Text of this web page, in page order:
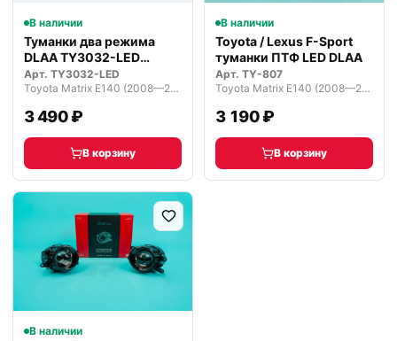
В наличии
Туманки два режима
DLAA TY3032-LED
светодиодные
Арт. TY3032-LED
Toyota Matrix E140 (2008—2014)
3 490 ₽
В корзину
В наличии
Toyota / Lexus F-Sport
туманки ПТФ LED DLAA
Арт. TY-807
Toyota Matrix E140 (2008—2014)
3 190 ₽
В корзину
В наличии